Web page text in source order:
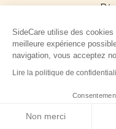
Les garanties
SideCare utilise des
meilleure expérience
navigation, vous acceptez
Lire la politique de
Non merci